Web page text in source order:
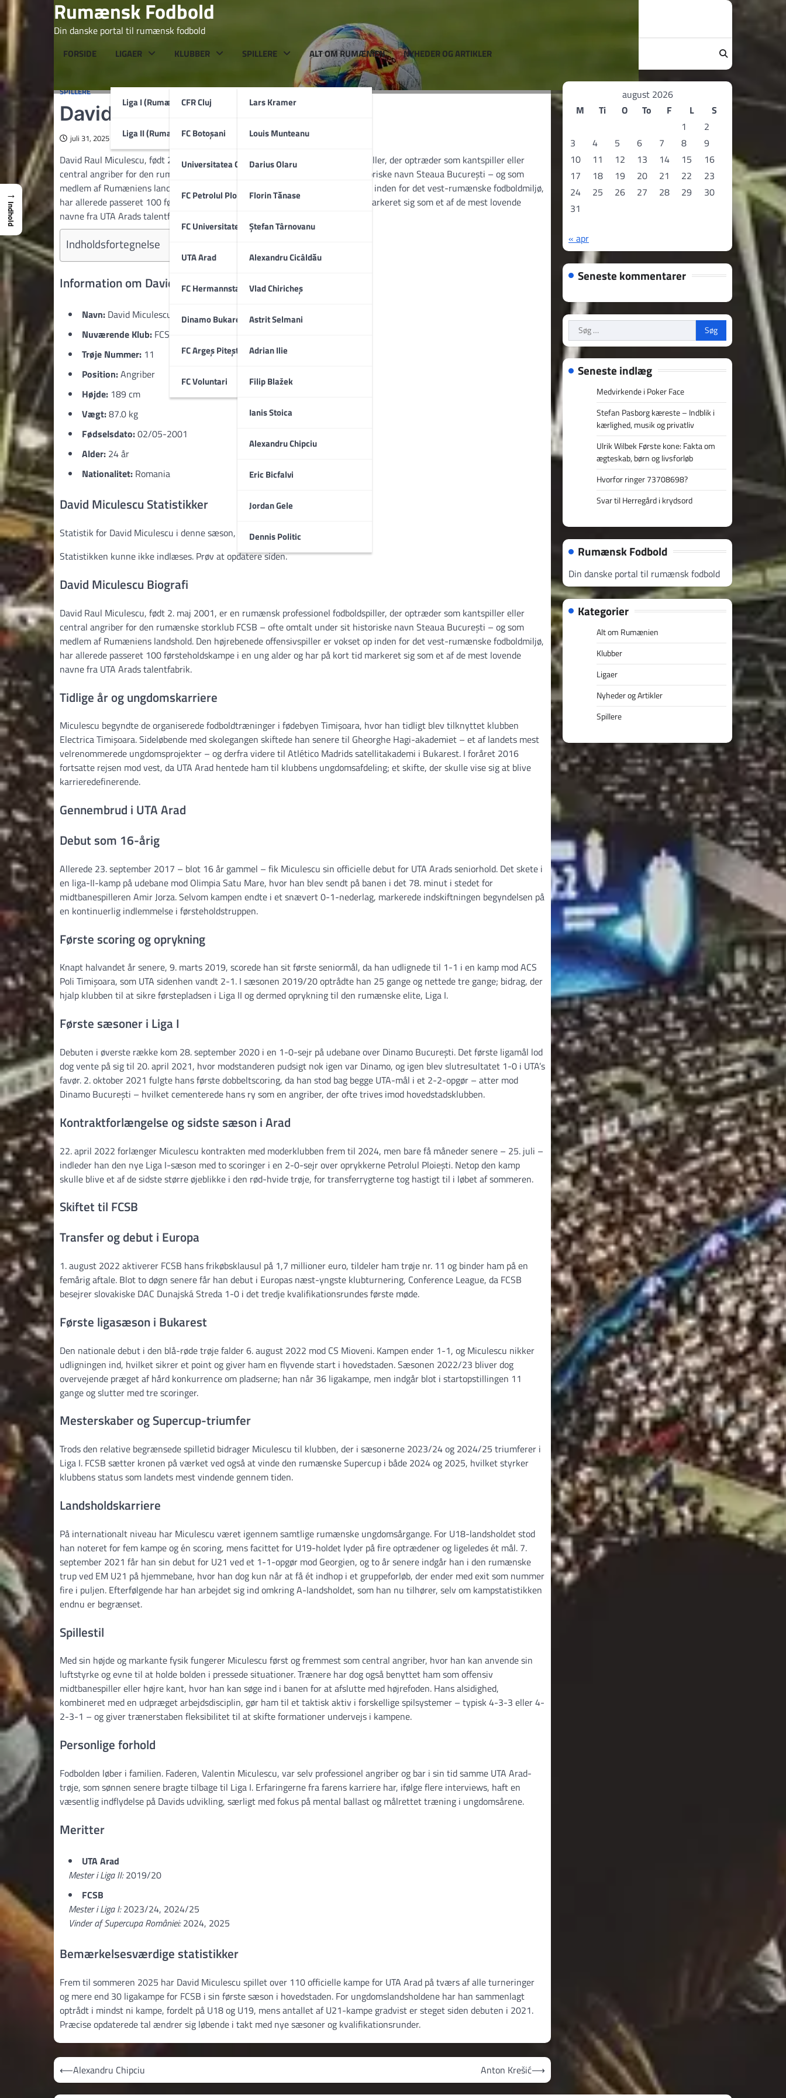
content
Rumænsk Fodbold
Din danske portal til rumænsk fodbold
FORSIDE LIGAER
Liga I (Rumænien)
Liga II (Rumænien)
KLUBBER
CFR Cluj
FC Botoșani
Universitatea Craiova
FC Petrolul Ploiești
FC Universitatea Cluj
UTA Arad
FC Hermannstadt
Dinamo Bukarest
FC Argeș Pitești
FC Voluntari
SPILLERE
Lars Kramer
Louis Munteanu
Darius Olaru
Florin Tănase
Ștefan Târnovanu
Alexandru Cicâldău
Vlad Chiricheș
Astrit Selmani
Adrian Ilie
Filip Blažek
Ianis Stoica
Alexandru Chipciu
Eric Bicfalvi
Jordan Gele
Dennis Politic
ALT OM RUMÆNIEN NYHEDER OG ARTIKLER
SPILLERE
David Miculescu
juli 31, 2025
David Raul Miculescu, født 2. maj 2001, er en rumænsk professionel fodboldspiller, der optræder som kantspiller eller
central angriber for den rumænske storklub FCSB – ofte omtalt under sit historiske navn Steaua București – og som
medlem af Rumæniens landshold. Den højrebenede offensivspiller er vokset op inden for det vest-rumænske fodboldmiljø,
har allerede passeret 100 førsteholdskampe i en ung alder og har på kort tid markeret sig som et af de mest lovende
navne fra UTA Arads talentfabrik.
Indholdsfortegnelse
Information om David Miculescu
Navn: David Miculescu
Nuværende Klub: FCSB Bukarest
Trøje Nummer: 11
Position:Angriber
Højde: 189 cm
Vægt:87.0 kg
Fødselsdato:02/05-2001
Alder: 24 år
Nationalitet: Romania
David Miculescu Statistikker
Statistik for David Miculescu i denne sæson, på tværs af alle turneringer:
Statistikken kunne ikke indlæses. Prøv at opdatere siden.
David Miculescu Biografi
David Raul Miculescu, født 2. maj 2001, er en rumænsk professionel fodboldspiller, der optræder som kantspiller eller
central angriber for den rumænske storklub FCSB – ofte omtalt under sit historiske navn Steaua București – og som
medlem af Rumæniens landshold. Den højrebenede offensivspiller er vokset op inden for det vest-rumænske fodboldmiljø,
har allerede passeret 100 førsteholdskampe i en ung alder og har på kort tid markeret sig som et af de mest lovende
navne fra UTA Arads talentfabrik.
Tidlige år og ungdomskarriere
Miculescu begyndte de organiserede fodboldtræninger i fødebyen Timișoara, hvor han tidligt blev tilknyttet klubben
Electrica Timișoara. Sideløbende med skolegangen skiftede han senere til Gheorghe Hagi-akademiet – et af landets mest
velrenommerede ungdomsprojekter – og derfra videre til Atlético Madrids satellitakademi i Bukarest. I foråret 2016
fortsatte rejsen mod vest, da UTA Arad hentede ham til klubbens ungdomsafdeling; et skifte, der skulle vise sig at blive
karrieredefinerende.
Gennembrud i UTA Arad
Debut som 16-årig
Allerede 23. september 2017 – blot 16 år gammel – fik Miculescu sin officielle debut for UTA Arads seniorhold. Det skete i
en liga-II-kamp på udebane mod Olimpia Satu Mare, hvor han blev sendt på banen i det 78. minut i stedet for
midtbanespilleren Amir Jorza. Selvom kampen endte i et snævert 0-1-nederlag, markerede indskiftningen begyndelsen på
en kontinuerlig indlemmelse i førsteholdstruppen.
Første scoring og oprykning
Knapt halvandet år senere, 9. marts 2019, scorede han sit første seniormål, da han udlignede til 1-1 i en kamp mod ACS
Poli Timișoara, som UTA sidenhen vandt 2-1. I sæsonen 2019/20 optrådte han 25 gange og nettede tre gange; bidrag, der
hjalp klubben til at sikre førstepladsen i Liga II og dermed oprykning til den rumænske elite, Liga I.
Første sæsoner i Liga I
Debuten i øverste række kom 28. september 2020 i en 1-0-sejr på udebane over Dinamo București. Det første ligamål lod
dog vente på sig til 20. april 2021, hvor modstanderen pudsigt nok igen var Dinamo, og igen blev slutresultatet 1-0 i UTA’s
favør. 2. oktober 2021 fulgte hans første dobbeltscoring, da han stod bag begge UTA-mål i et 2-2-opgør – atter mod
Dinamo București – hvilket cementerede hans ry som en angriber, der ofte trives imod hovedstadsklubben.
Kontraktforlængelse og sidste sæson i Arad
22. april 2022 forlænger Miculescu kontrakten med moderklubben frem til 2024, men bare få måneder senere – 25. juli –
indleder han den nye Liga I-sæson med to scoringer i en 2-0-sejr over oprykkerne Petrolul Ploiești. Netop den kamp
skulle blive et af de sidste større øjeblikke i den rød-hvide trøje, for transferrygterne tog hastigt til i løbet af sommeren.
Skiftet til FCSB
Transfer og debut i Europa
1. august 2022 aktiverer FCSB hans frikøbsklausul på 1,7 millioner euro, tildeler ham trøje nr. 11 og binder ham på en
femårig aftale. Blot to døgn senere får han debut i Europas næst-yngste klubturnering, Conference League, da FCSB
besejrer slovakiske DAC Dunajská Streda 1-0 i det tredje kvalifikationsrundes første møde.
Første ligasæson i Bukarest
Den nationale debut i den blå-røde trøje falder 6. august 2022 mod CS Mioveni. Kampen ender 1-1, og Miculescu nikker
udligningen ind, hvilket sikrer et point og giver ham en flyvende start i hovedstaden. Sæsonen 2022/23 bliver dog
overvejende præget af hård konkurrence om pladserne; han når 36 ligakampe, men indgår blot i startopstillingen 11
gange og slutter med tre scoringer.
Mesterskaber og Supercup-triumfer
Trods den relative begrænsede spilletid bidrager Miculescu til klubben, der i sæsonerne 2023/24 og 2024/25 triumferer i
Liga I. FCSB sætter kronen på værket ved også at vinde den rumænske Supercup i både 2024 og 2025, hvilket styrker
klubbens status som landets mest vindende gennem tiden.
Landsholdskarriere
På internationalt niveau har Miculescu været igennem samtlige rumænske ungdomsårgange. For U18-landsholdet stod
han noteret for fem kampe og én scoring, mens facittet for U19-holdet lyder på fire optrædener og ligeledes ét mål. 7.
september 2021 får han sin debut for U21 ved et 1-1-opgør mod Georgien, og to år senere indgår han i den rumænske
trup ved EM U21 på hjemmebane, hvor han dog kun når at få ét indhop i et gruppeforløb, der ender med exit som nummer
fire i puljen. Efterfølgende har han arbejdet sig ind omkring A-landsholdet, som han nu tilhører, selv om kampstatistikken
endnu er begrænset.
Spillestil
Med sin højde og markante fysik fungerer Miculescu først og fremmest som central angriber, hvor han kan anvende sin
luftstyrke og evne til at holde bolden i pressede situationer. Trænere har dog også benyttet ham som offensiv
midtbanespiller eller højre kant, hvor han kan søge ind i banen for at afslutte med højrefoden. Hans alsidighed,
kombineret med en udpræget arbejdsdisciplin, gør ham til et taktisk aktiv i forskellige spilsystemer – typisk 4-3-3 eller 4-
2-3-1 – og giver trænerstaben fleksibilitet til at skifte formationer undervejs i kampene.
Personlige forhold
Fodbolden løber i familien. Faderen, Valentin Miculescu, var selv professionel angriber og bar i sin tid samme UTA Arad-
trøje, som sønnen senere bragte tilbage til Liga I. Erfaringerne fra farens karriere har, ifølge flere interviews, haft en
væsentlig indflydelse på Davids udvikling, særligt med fokus på mental ballast og målrettet træning i ungdomsårene.
Meritter
UTA Arad
Mester i Liga II:2019/20
FCSB
Mester i Liga I:2023/24, 2024/25
Vinder af Supercupa României:2024, 2025
Bemærkelsesværdige statistikker
Frem til sommeren 2025 har David Miculescu spillet over 110 officielle kampe for UTA Arad på tværs af alle turneringer
og mere end 30 ligakampe for FCSB i sin første sæson i hovedstaden. For ungdomslandsholdene har han sammenlagt
optrådt i mindst ni kampe, fordelt på U18 og U19, mens antallet af U21-kampe gradvist er steget siden debuten i 2021.
Præcise opdaterede tal ændrer sig løbende i takt med nye sæsoner og kvalifikationsrunder.
Indlægsnavigation
⟵Alexandru Chipciu Anton Krešić⟶
august 2026
M
Ti O To F L
S
1
2
3
4 5 6 7 8
9
10
11 12 13 14 15
16
17
18 19 20 21 22
23
24
25 26 27 28 29
30
31
« apr
Seneste kommentarer
Søg
efter:
Seneste indlæg
Medvirkende i Poker Face
Stefan Pasborg kæreste – Indblik i
kærlighed, musik og privatliv
Ulrik Wilbek Første kone: Fakta om
ægteskab, børn og livsforløb
Hvorfor ringer 73708698?
Svar til Herregård i krydsord
Rumænsk Fodbold
Din danske portal til rumænsk fodbold
Kategorier
Alt om Rumænien
Klubber
Ligaer
Nyheder og Artikler
Spillere
→
Indhold